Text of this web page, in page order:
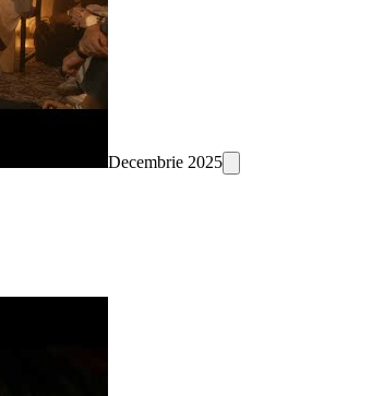
Decembrie 2025